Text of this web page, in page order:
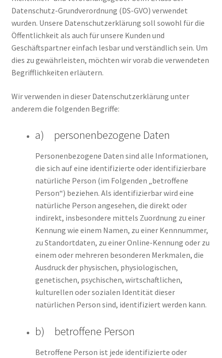
Datenschutz-Grundverordnung (DS-GVO) verwendet
wurden. Unsere Datenschutzerklärung soll sowohl für die
Öffentlichkeit als auch für unsere Kunden und
Geschäftspartner einfach lesbar und verständlich sein. Um
dies zu gewährleisten, möchten wir vorab die verwendeten
Begrifflichkeiten erläutern.
Wir verwenden in dieser Datenschutzerklärung unter
anderem die folgenden Begriffe:
a) personenbezogene Daten
Personenbezogene Daten sind alle Informationen,
die sich auf eine identifizierte oder identifizierbare
natürliche Person (im Folgenden „betroffene
Person“) beziehen. Als identifizierbar wird eine
natürliche Person angesehen, die direkt oder
indirekt, insbesondere mittels Zuordnung zu einer
Kennung wie einem Namen, zu einer Kennnummer,
zu Standortdaten, zu einer Online-Kennung oder zu
einem oder mehreren besonderen Merkmalen, die
Ausdruck der physischen, physiologischen,
genetischen, psychischen, wirtschaftlichen,
kulturellen oder sozialen Identität dieser
natürlichen Person sind, identifiziert werden kann.
b) betroffene Person
Betroffene Person ist jede identifizierte oder